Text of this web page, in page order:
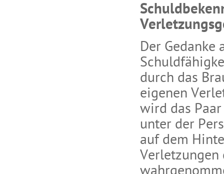
Der
durch das
eigenen
wird das
unter der
auf dem